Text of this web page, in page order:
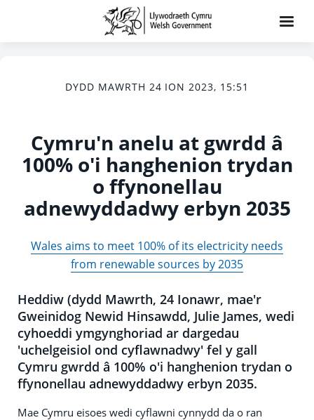
DYDD MAWRTH 24 ION 2023, 15:51
Cymru'n anelu at gwrdd â
100% o'i hanghenion trydan
o ffynonellau
adnewyddadwy erbyn 2035
Wales aims to meet 100% of its electricity needs
from renewable sources by 2035
Heddiw (dydd Mawrth, 24 Ionawr, mae'r
Gweinidog Newid Hinsawdd, Julie James, wedi
cyhoeddi ymgynghoriad ar dargedau
'uchelgeisiol ond cyflawnadwy' fel y gall
Cymru gwrdd â 100% o'i hanghenion trydan o
ffynonellau adnewyddadwy erbyn 2035.
Mae Cymru eisoes wedi cyflawni cynnydd da o ran